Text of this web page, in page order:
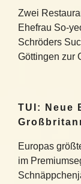
Zwei
Ehefrau So-
Schröders
Göttingen zur
TUI: Neue
Europas
im